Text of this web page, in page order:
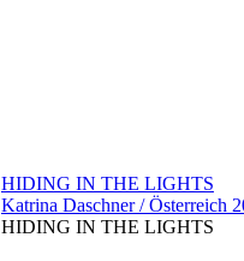
HIDING IN THE LIGHTS
Katrina Daschner / Österreich
HIDING IN THE LIGHTS